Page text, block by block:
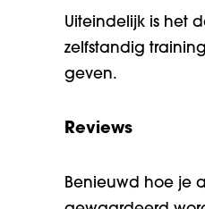
Uiteindelijk is het
zelfstandig
geven.
Reviews
Benieuwd hoe je